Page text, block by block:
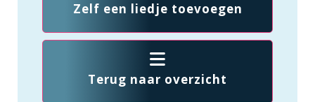
Zelf een liedje toevoegen
Terug naar overzicht